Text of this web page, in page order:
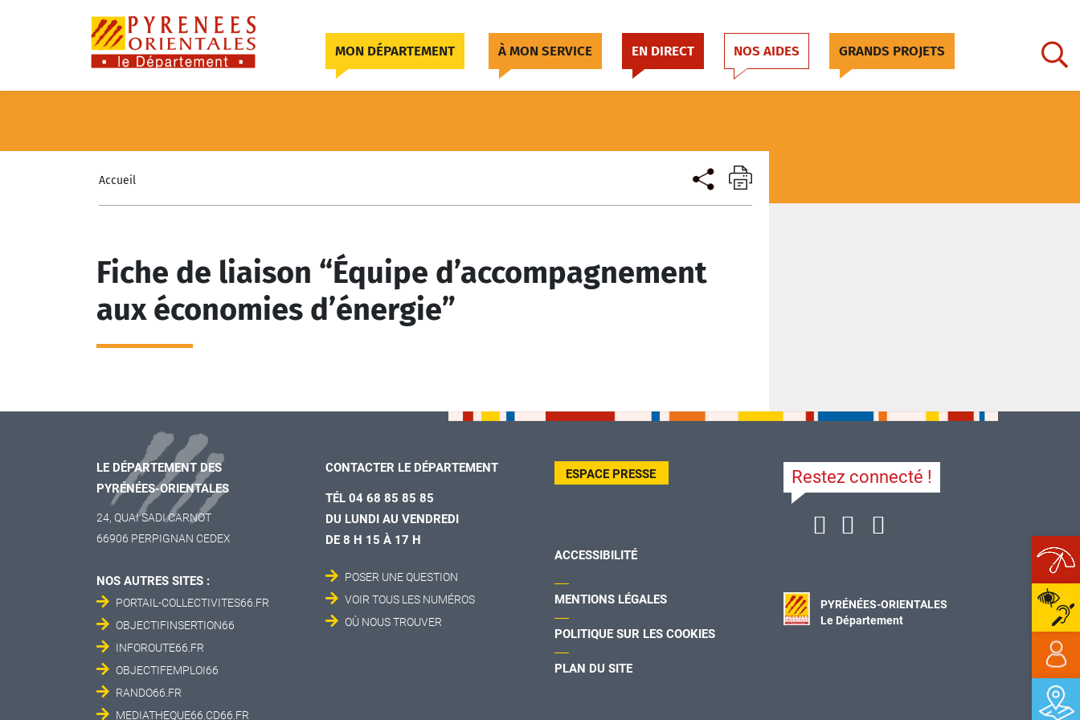
MON DÉPARTEMENT À MON SERVICE EN DIRECT NOS AIDES GRANDS PROJETS
Accueil
Fiche de liaison “Équipe d’accompagnement
aux économies d’énergie”
LE DÉPARTEMENT DES
PYRÉNÉES-ORIENTALES
24, QUAI SADI CARNOT
66906 PERPIGNAN CEDEX
NOS AUTRES SITES :
PORTAIL-COLLECTIVITES66.FR
OBJECTIFINSERTION66
INFOROUTE66.FR
OBJECTIFEMPLOI66
RANDO66.FR
MEDIATHEQUE66.CD66.FR
CONTACTER LE DÉPARTEMENT
TÉL 04 68 85 85 85
DU LUNDI AU VENDREDI
DE 8 H 15 À 17 H
POSER UNE QUESTION
VOIR TOUS LES NUMÉROS
OÙ NOUS TROUVER
ESPACE PRESSE
ACCESSIBILITÉ
MENTIONS LÉGALES
POLITIQUE SUR LES COOKIES
PLAN DU SITE
Restez connecté !
PYRÉNÉES-ORIENTALES
Le Département